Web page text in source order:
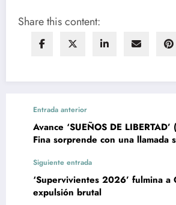
Share this content:
Entrada anterior
Avance ‘SUEÑOS DE
Fina sorprende con una llamada
Siguiente entrada
‘Supervivientes 2026’ fulmina a
expulsión brutal